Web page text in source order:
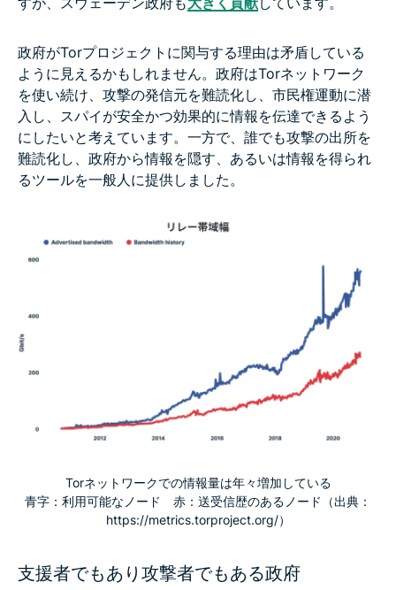
政府がTorプロジェクトに関与する理由は矛盾している
ように見えるかもしれません。政府はTorネットワーク
を使い続け、攻撃の発信元を難読化し、市民権運動に潜
入し、スパイが安全かつ効果的に情報を伝達できるよう
にしたいと考えています。一方で、誰でも攻撃の出所を
難読化し、政府から情報を隠す、あるいは情報を得られ
るツールを一般人に提供しました。
Torネットワークでの情報量は年々増加している
青字：利用可能なノード 赤：送受信歴のあるノード（出典：
https://metrics.torproject.org/）
支援者でもあり攻撃者でもある政府